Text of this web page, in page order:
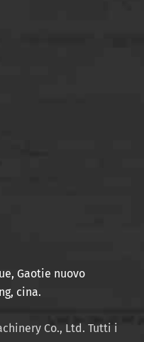
Gaotie nuovo
cina.
Co., Ltd. Tutti i